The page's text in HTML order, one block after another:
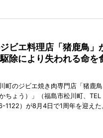
ビエ料理店「猪鹿鳥」
除により失われる命を
町のジビエ焼き肉専門店「猪鹿鳥
ちょう）」（福島市松川町、TEL
1122）が8月4日で1周年を迎えた